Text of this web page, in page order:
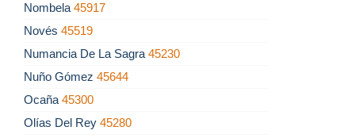
Nombela 45917
Novés 45519
Numancia De La Sagra 45230
Nuño Gómez 45644
Ocaña 45300
Olías Del Rey 45280